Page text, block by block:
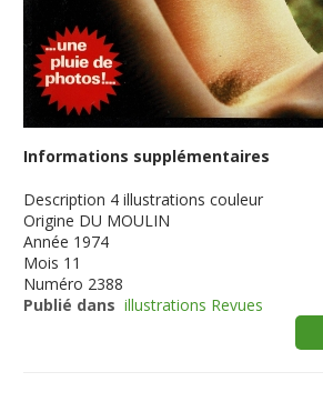
Informations supplémentaires
Description 4 illustrations couleur
Origine DU MOULIN
Année 1974
Mois 11
Numéro 2388
Publié dans illustrations Revues